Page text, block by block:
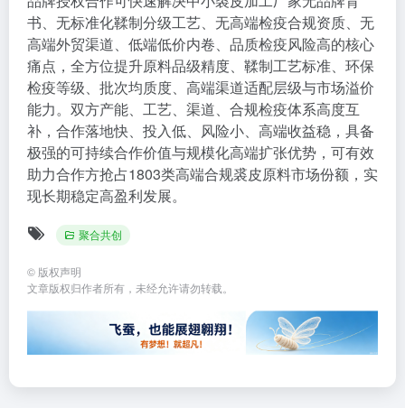
书、无标准化鞣制分级工艺、无高端检疫合规资质、无
高端外贸渠道、低端低价内卷、品质检疫风险高的核心
痛点，全方位提升原料品级精度、鞣制工艺标准、环保
检疫等级、批次均质度、高端渠道适配层级与市场溢价
能力。双方产能、工艺、渠道、合规检疫体系高度互
补，合作落地快、投入低、风险小、高端收益稳，具备
极强的可持续合作价值与规模化高端扩张优势，可有效
助力合作方抢占1803类高端合规裘皮原料市场份额，实
现长期稳定高盈利发展。
聚合共创
© 版权声明
文章版权归作者所有，未经允许请勿转载。